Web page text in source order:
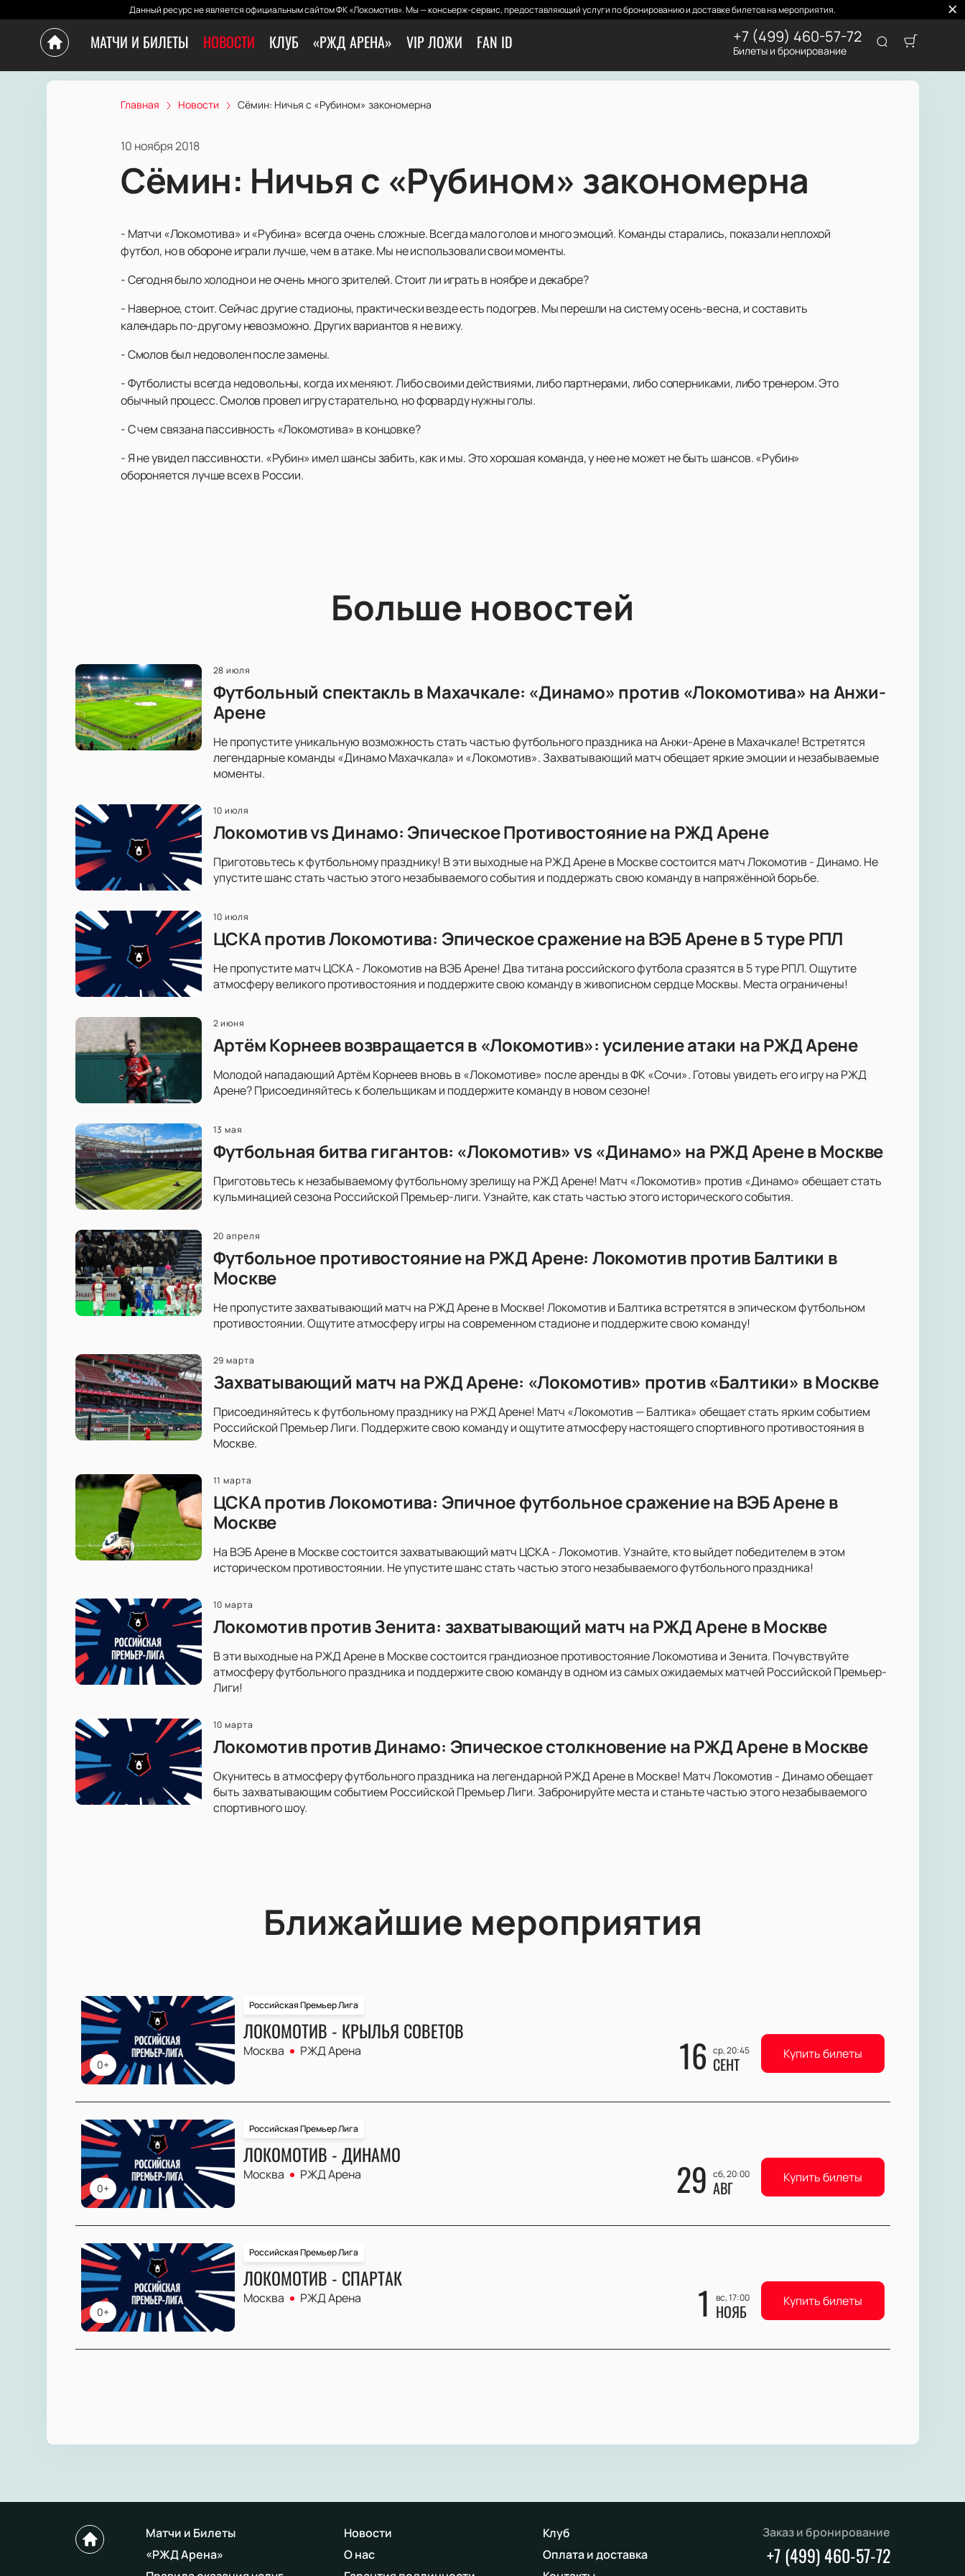
Данный ресурс не является официальным сайтом ФК «Локомотив». Мы — консьерж-сервис, предоставляющий услуги по бронированию и доставке билетов на мероприятия.
МАТЧИ И БИЛЕТЫ НОВОСТИ КЛУБ «РЖД АРЕНА» VIP ЛОЖИ FAN ID +7 (499) 460-57-72
Билеты и бронирование
Главная Новости Сёмин: Ничья с «Рубином» закономерна
10 ноября 2018
Сёмин: Ничья с «Рубином» закономерна
- Матчи «Локомотива» и «Рубина» всегда очень сложные. Всегда мало голов и много эмоций. Команды старались, показали неплохой
футбол, но в обороне играли лучше, чем в атаке. Мы не использовали свои моменты.
- Сегодня было холодно и не очень много зрителей. Стоит ли играть в ноябре и декабре?
- Наверное, стоит. Сейчас другие стадионы, практически везде есть подогрев. Мы перешли на систему осень-весна, и составить
календарь по-другому невозможно. Других вариантов я не вижу.
- Смолов был недоволен после замены.
- Футболисты всегда недовольны, когда их меняют. Либо своими действиями, либо партнерами, либо соперниками, либо тренером. Это
обычный процесс. Смолов провел игру старательно, но форварду нужны голы.
- С чем связана пассивность «Локомотива» в концовке?
- Я не увидел пассивности. «Рубин» имел шансы забить, как и мы. Это хорошая команда, у нее не может не быть шансов. «Рубин»
обороняется лучше всех в России.
Больше новостей
28 июля
Футбольный спектакль в Махачкале: «Динамо» против «Локомотива» на Анжи-
Арене
Не пропустите уникальную возможность стать частью футбольного праздника на Анжи-Арене в Махачкале! Встретятся
легендарные команды «Динамо Махачкала» и «Локомотив». Захватывающий матч обещает яркие эмоции и незабываемые
моменты.
10 июля
Локомотив vs Динамо: Эпическое Противостояние на РЖД Арене
Приготовьтесь к футбольному празднику! В эти выходные на РЖД Арене в Москве состоится матч Локомотив - Динамо. Не
упустите шанс стать частью этого незабываемого события и поддержать свою команду в напряжённой борьбе.
10 июля
ЦСКА против Локомотива: Эпическое сражение на ВЭБ Арене в 5 туре РПЛ
Не пропустите матч ЦСКА - Локомотив на ВЭБ Арене! Два титана российского футбола сразятся в 5 туре РПЛ. Ощутите
атмосферу великого противостояния и поддержите свою команду в живописном сердце Москвы. Места ограничены!
2 июня
Артём Корнеев возвращается в «Локомотив»: усиление атаки на РЖД Арене
Молодой нападающий Артём Корнеев вновь в «Локомотиве» после аренды в ФК «Сочи». Готовы увидеть его игру на РЖД
Арене? Присоединяйтесь к болельщикам и поддержите команду в новом сезоне!
13 мая
Футбольная битва гигантов: «Локомотив» vs «Динамо» на РЖД Арене в Москве
Приготовьтесь к незабываемому футбольному зрелищу на РЖД Арене! Матч «Локомотив» против «Динамо» обещает стать
кульминацией сезона Российской Премьер-лиги. Узнайте, как стать частью этого исторического события.
20 апреля
Футбольное противостояние на РЖД Арене: Локомотив против Балтики в
Москве
Не пропустите захватывающий матч на РЖД Арене в Москве! Локомотив и Балтика встретятся в эпическом футбольном
противостоянии. Ощутите атмосферу игры на современном стадионе и поддержите свою команду!
29 марта
Захватывающий матч на РЖД Арене: «Локомотив» против «Балтики» в Москве
Присоединяйтесь к футбольному празднику на РЖД Арене! Матч «Локомотив — Балтика» обещает стать ярким событием
Российской Премьер Лиги. Поддержите свою команду и ощутите атмосферу настоящего спортивного противостояния в
Москве.
11 марта
ЦСКА против Локомотива: Эпичное футбольное сражение на ВЭБ Арене в
Москве
На ВЭБ Арене в Москве состоится захватывающий матч ЦСКА - Локомотив. Узнайте, кто выйдет победителем в этом
историческом противостоянии. Не упустите шанс стать частью этого незабываемого футбольного праздника!
10 марта
Локомотив против Зенита: захватывающий матч на РЖД Арене в Москве
В эти выходные на РЖД Арене в Москве состоится грандиозное противостояние Локомотива и Зенита. Почувствуйте
атмосферу футбольного праздника и поддержите свою команду в одном из самых ожидаемых матчей Российской Премьер-
Лиги!
10 марта
Локомотив против Динамо: Эпическое столкновение на РЖД Арене в Москве
Окунитесь в атмосферу футбольного праздника на легендарной РЖД Арене в Москве! Матч Локомотив - Динамо обещает
быть захватывающим событием Российской Премьер Лиги. Забронируйте места и станьте частью этого незабываемого
спортивного шоу.
Ближайшие мероприятия
0+
Российская Премьер Лига
ЛОКОМОТИВ - КРЫЛЬЯ СОВЕТОВ
Москва РЖД Арена 16 ср, 20:45
СЕНТ Купить билеты
0+
Российская Премьер Лига
ЛОКОМОТИВ - ДИНАМО
Москва РЖД Арена 29 сб, 20:00
АВГ Купить билеты
0+
Российская Премьер Лига
ЛОКОМОТИВ - СПАРТАК
Москва РЖД Арена 1 вс, 17:00
НОЯБ Купить билеты
Матчи и Билеты Новости
Клуб
«РЖД Арена»
О нас
Оплата и доставка
Заказ и бронирование
+7 (499) 460-57-72